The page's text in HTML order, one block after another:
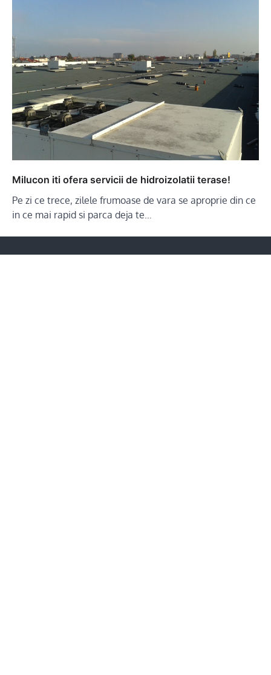
Milucon iti ofera servicii de hidroizolatii terase!
Pe zi ce trece, zilele frumoase de vara se aproprie din ce
in ce mai rapid si parca deja te…